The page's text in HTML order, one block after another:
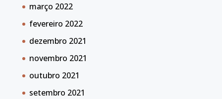
março 2022
fevereiro 2022
dezembro 2021
novembro 2021
outubro 2021
setembro 2021